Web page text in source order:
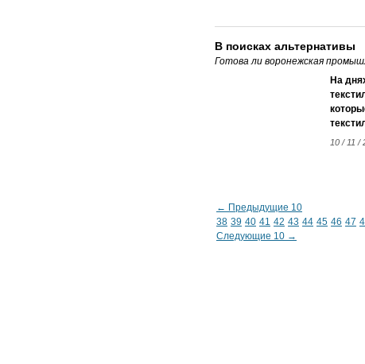
В поисках альтернативы
Готова ли воронежская
На
10 / 11 /
← Предыдущие 10
38 39 40 41 42 43 44 45 46 47
Следующие 10 →